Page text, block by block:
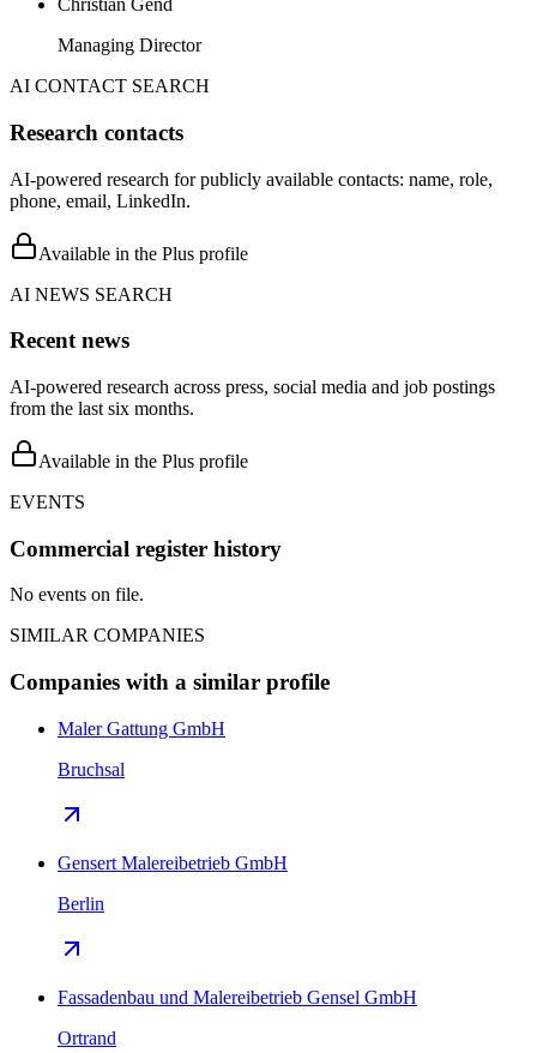
Christian Gend
Managing Director
AI CONTACT SEARCH
Research contacts
AI-powered research for publicly available contacts: name, role,
phone, email, LinkedIn.
Available in the Plus profile
AI NEWS SEARCH
Recent news
AI-powered research across press, social media and job postings
from the last six months.
Available in the Plus profile
EVENTS
Commercial register history
No events on file.
SIMILAR COMPANIES
Companies with a similar profile
Maler Gattung GmbH
Bruchsal
Gensert Malereibetrieb GmbH
Berlin
Fassadenbau und Malereibetrieb Gensel GmbH
Ortrand